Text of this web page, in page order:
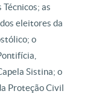
as
eleitores da
o
Sistina; o
Proteção Civil